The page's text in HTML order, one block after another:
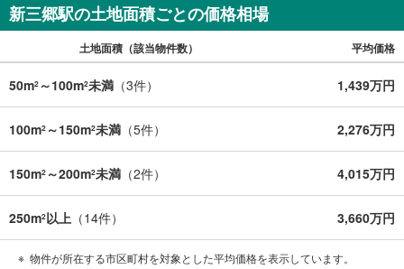
新三郷駅の土地面積ごとの価格相場
土地面積（該当物件数） 平均価格
50m2 ～100m2未満 （3件） 1,439万円
100m2 ～150m2未満 （5件） 2,276万円
150m2 ～200m2未満 （2件） 4,015万円
250m2以上 （14件） 3,660万円
物件が所在する市区町村を対象とした平均価格を表示しています。